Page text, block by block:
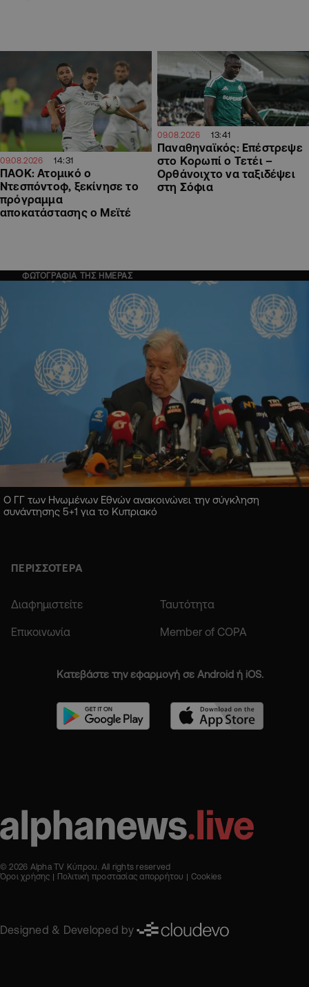
09.08.2026 14:31
ΠΑΟΚ: Ατομικό ο
Ντεσπόντοφ, ξεκίνησε το
πρόγραμμα
αποκατάστασης ο Μεϊτέ
09.08.2026 13:41
Παναθηναϊκός: Επέστρεψε
στο Κορωπί ο Τετέι –
Ορθάνοιχτο να ταξιδέψει
στη Σόφια
ΦΩΤΟΓΡΑΦΙΑ ΤΗΣ ΗΜΕΡΑΣ
Ο ΓΓ των Ηνωμένων Εθνών ανακοινώνει την σύγκληση
συνάντησης 5+1 για το Κυπριακό
ΠΕΡΙΣΣΟΤΕΡΑ
Διαφημιστείτε Ταυτότητα
Επικοινωνία Member of COPA
Κατεβάστε την εφαρμογή σε Android ή iOS.
© 2026 Alpha TV Κύπρου. All rights reserved
Όροι χρήσης
Πολιτική προστασίας απορρήτου Cookies
Designed & Developed by